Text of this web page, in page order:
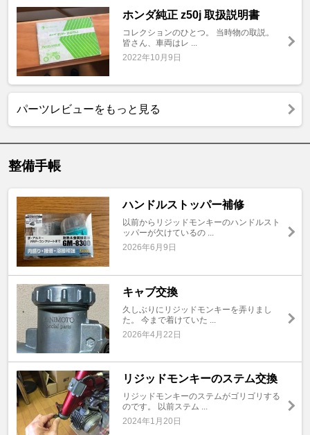
ホンダ純正 z50j 取扱説明書
コレクションのひとつ。 当時物の取説。
皆さん、車両はレ ...
2022年10月9日
パーツレビューをもっと見る
整備手帳
ハンドルストッパー補修
以前からリジッドモンキーのハンドルスト
ッパーが欠けているの ...
2026年6月9日
キャブ交換
久しぶりにリジッドモンキーを弄りまし
た。 今まで着けていた ...
2026年4月22日
リジッドモンキーのステム交換
リジッドモンキーのステムがゴリゴリする
のです。 以前ステム ...
2024年1月20日